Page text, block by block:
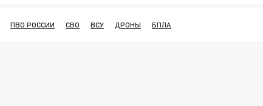
ПВО РОССИИ СВО ВСУ ДРОНЫ БПЛА